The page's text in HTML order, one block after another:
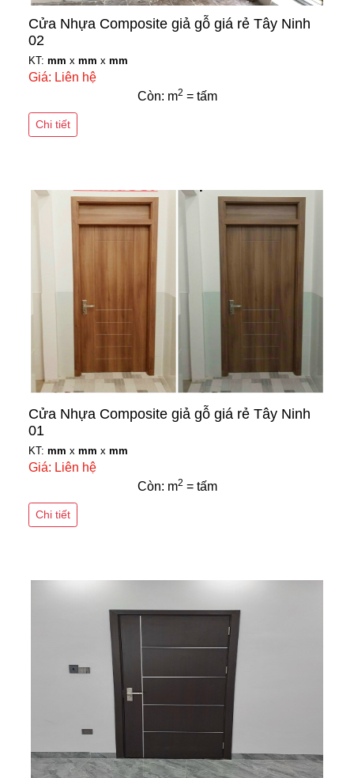
Cửa Nhựa Composite giả gỗ giá rẻ Tây Ninh
02
KT: mm x mm x mm
Giá: Liên hệ
Còn: m2 = tấm
Chi tiết
Cửa Nhựa Composite giả gỗ giá rẻ Tây Ninh
01
KT: mm x mm x mm
Giá: Liên hệ
Còn: m2 = tấm
Chi tiết